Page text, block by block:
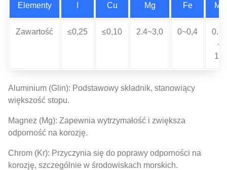
Elementy Cu Mg Fe Mn
Zawartość ≤0,25 ≤0,10 2.4~3,0 0~0,4
0.50
～
1.0
Aluminium (Glin): Podstawowy składnik, stanowiący
większość stopu.
Magnez (Mg): Zapewnia wytrzymałość i zwiększa
odporność na korozję.
Chrom (Kr): Przyczynia się do poprawy odporności na
korozję, szczególnie w środowiskach morskich.